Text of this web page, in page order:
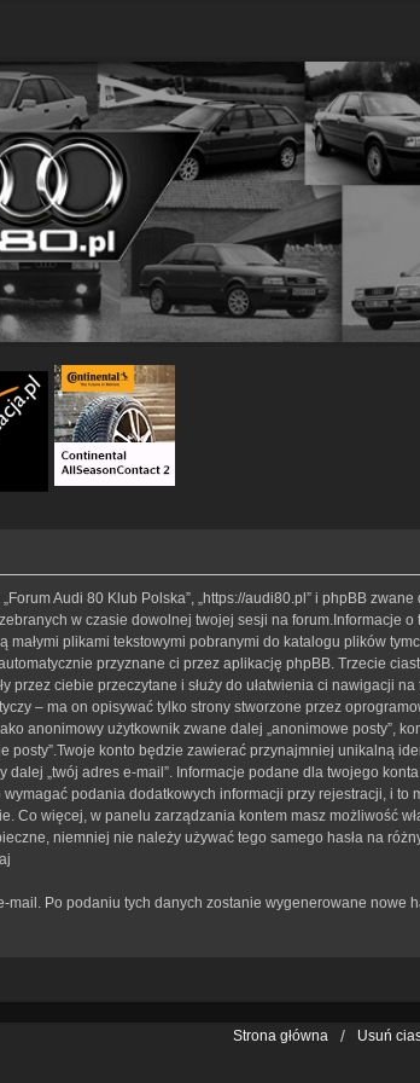
Audi 80 Klub Polska”, „https://audi80.pl” i phpBB zwane
w czasie dowolnej twojej sesji na forum.Informacje
plikami tekstowymi pobranymi do katalogu plików
przyznane ci przez aplikację phpBB. Trzecie
ciebie przeczytane i służy do ułatwienia ci nawigacji
– ma on opisywać tylko strony stworzone przez
anonimowy użytkownik zwane dalej „anonimowe posty”,
konto będzie zawierać przynajmniej unikalną
„twój adres e-mail”. Informacje podane dla twojego
podania dodatkowych informacji przy rejestracji, i to
więcej, w panelu zarządzania kontem masz możliwość
niemniej nie należy używać tego samego hasła na
Po podaniu tych danych zostanie wygenerowane nowe
Strona główna Usuń